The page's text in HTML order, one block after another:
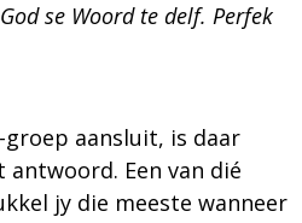
se Woord te delf. Perfek
groep aansluit, is daar
Een van dié
jy die meeste wanneer